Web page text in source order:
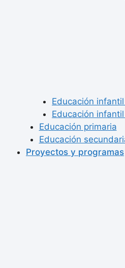
Educación
Educación
Educación primaria
Educación
Proyectos y programas